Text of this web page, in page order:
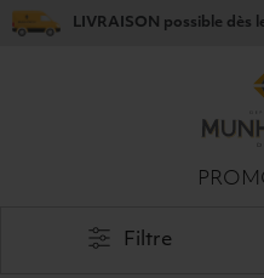
LIVRAISON possible dès
Filtre